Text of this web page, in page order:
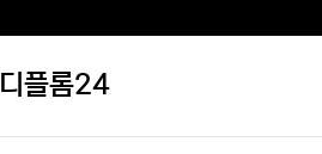
디플롬24